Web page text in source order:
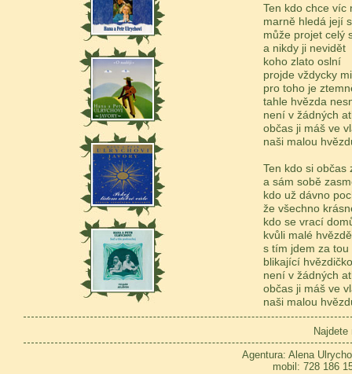
Ten kdo chce víc
marně hledá její
může projet celý
a nikdy ji nevidět
koho zlato oslní
projde vždycky
pro toho je
tahle hvězda
není v žádných
občas ji máš ve
naši malou
Ten kdo si občas
a sám sobě
kdo už dávno
že všechno
kdo se vrací
kvůli malé
s tím jdem za tou
blikající
není v žádných
občas ji máš ve
naši malou
Agentura: Alena
mobil: 728 186